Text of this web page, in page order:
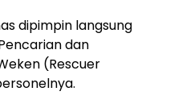
dipimpin langsung
dan
(Rescuer